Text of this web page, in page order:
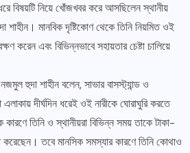
ধরে বিষয়টি নিয়ে খোঁজখবর করে আসছিলেন স্থানীয়
শাহীন। মানবিক দৃষ্টিকোণ থেকে তিনি নিয়মিত ওই
করেন এবং বিভিন্নভাবে সহায়তার চেষ্টা চালিয়ে
হুদা শাহীন বলেন, সাভার বাসস্ট্যান্ড ও
দীর্ঘদিন ধরেই ওই নারীকে ঘোরাঘুরি করতে
কারণে তিনি ও স্থানীয়রা বিভিন্ন সময় তাকে টাকা-
করেছেন। তবে মানসিক সমস্যার কারণে তিনি কোথাও